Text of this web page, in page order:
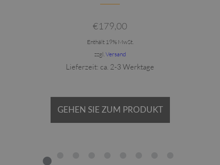
€179,00
Enthält 19% MwSt.
zzgl. Versand
Lieferzeit: ca. 2-3 Werktage
GEHEN SIE ZUM PRODUKT
1